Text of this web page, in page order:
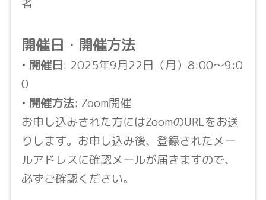
者
開催日・開催方法
• 開催日: 2025年9月22日（月）8:00〜9:0
0
• 開催方法: Zoom開催
お申し込みされた方にはZoomのURLをお送
りします。お申し込み後、登録されたメー
ルアドレスに確認メールが届きますので、
必ずご確認ください。